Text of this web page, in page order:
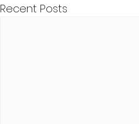
Recent Posts